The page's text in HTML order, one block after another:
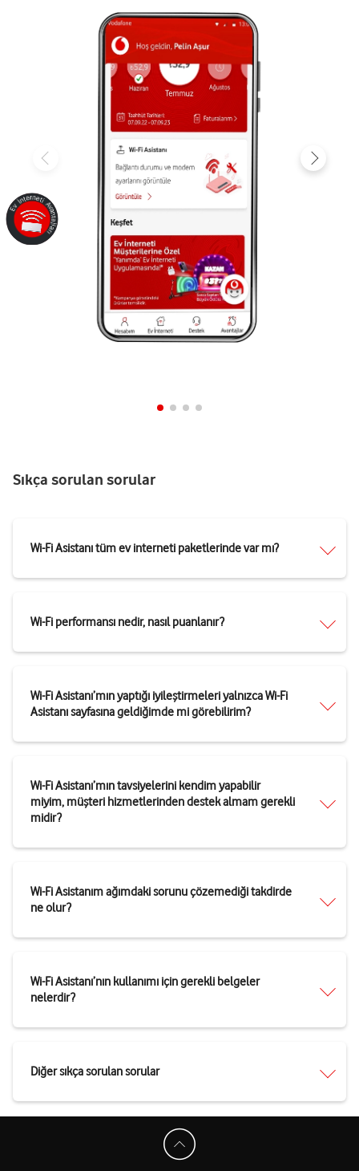
Sıkça sorulan sorular
Wi-Fi Asistanı tüm ev interneti paketlerinde var mı?
Wi-Fi performansı nedir, nasıl puanlanır?
Wi-Fi Asistanı’mın yaptığı iyileştirmeleri yalnızca Wi-Fi
Asistanı sayfasına geldiğimde mi görebilirim?
Wi-Fi Asistanı’mın tavsiyelerini kendim yapabilir
miyim, müşteri hizmetlerinden destek almam gerekli
midir?
Wi-Fi Asistanım ağımdaki sorunu çözemediği takdirde
ne olur?
Wi-Fi Asistanı’nın kullanımı için gerekli belgeler
nelerdir?
Diğer sıkça sorulan sorular